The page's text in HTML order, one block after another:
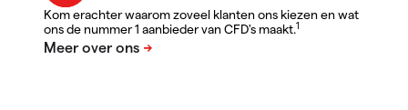
Kom erachter waarom zoveel klanten ons kiezen en wat
ons de nummer 1 aanbieder van CFD's maakt.1